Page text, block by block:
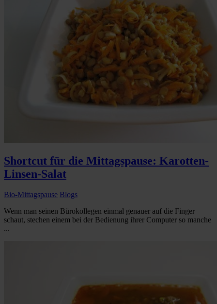
Shortcut für die Mittagspause: Karotten-
Linsen-Salat
Bio-Mittagspause Blogs
Wenn man seinen Bürokollegen einmal genauer auf die Finger
schaut, stechen einem bei der Bedienung ihrer Computer so manche
...